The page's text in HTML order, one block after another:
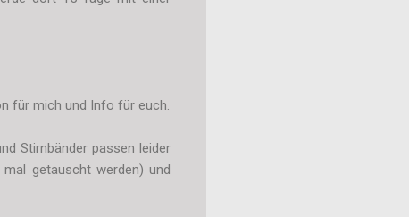
für mich und Info für euch.
Stirnbänder passen leider
getauscht werden) und